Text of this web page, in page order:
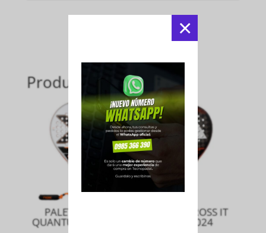
×
Productos relacionados
PALETA ML 10
QUANTUM 3K 2025
PALETA CROSS IT
CTRL 2024